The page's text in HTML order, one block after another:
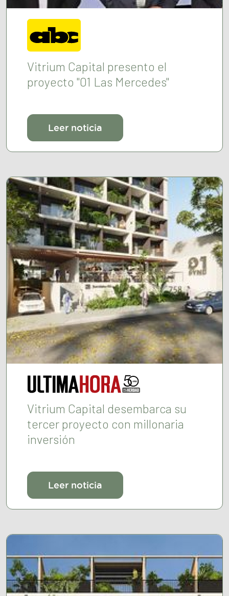
Vitrium Capital presento el
proyecto "01 Las Mercedes"
Leer noticia
Vitrium Capital desembarca su
tercer proyecto con millonaria
inversión
Leer noticia